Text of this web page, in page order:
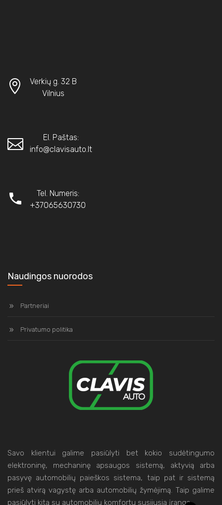
Verkių g. 32 B
Vilnius
El. Paštas:
info@clavisauto.lt
Tel. Numeris:
+37065630730
Naudingos nuorodos
Partneriai
Privatumo politika
Savo klientui galime pasiūlyti bet kokio sudėtingumo
elektroninę, mechaninę apsaugos sistemą, aktyvią arba
pasyvę automobilių paieškos sistema, taip pat ir sistemą
prieš atvirą vagystę arba automobilių žymėjimą. Taip galime
pasiūlyti kitą su automobilių komfortu susijusią įrangą.